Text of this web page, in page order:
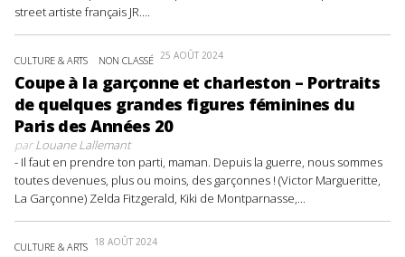
street artiste français JR....
CULTURE & ARTS NON CLASSÉ 25 AOÛT 2024
Coupe à la garçonne et charleston – Portraits
de quelques grandes figures féminines du
Paris des Années 20
parLouane Lallemant
- Il faut en prendre ton parti, maman. Depuis la guerre, nous sommes
toutes devenues, plus ou moins, des garçonnes ! (Victor Margueritte,
La Garçonne) Zelda Fitzgerald, Kiki de Montparnasse,...
CULTURE & ARTS 18 AOÛT 2024